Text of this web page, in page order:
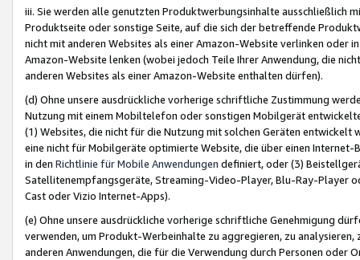
iii. Sie werden alle genutzten Produktwerbungsinhalte ausschließlich
Produktseite oder sonstige Seite, auf die sich der betreffende
nicht mit anderen Websites als einer Amazon-Website verlinken oder
Amazon-Website lenken (wobei jedoch Teile Ihrer Anwendung, die
anderen Websites als einer Amazon-Website enthalten dürfen).
(d) Ohne unsere ausdrückliche vorherige schriftliche Zustimmung
Nutzung mit einem Mobiltelefon oder sonstigen Mobilgerät
(1) Websites, die nicht für die Nutzung mit solchen Geräten
eine nicht für Mobilgeräte optimierte Website, die über einen
in den Richtlinie für Mobile Anwendungen definiert, oder (3)
Satellitenempfangsgeräte, Streaming-Video-Player, Blu-Ray-Player
Cast oder Vizio Internet-Apps).
(e) Ohne unsere ausdrückliche vorherige schriftliche Genehmigung
verwenden, um Produkt-Werbeinhalte zu aggregieren, zu
anderen Anwendungen, die für die Verwendung durch Personen